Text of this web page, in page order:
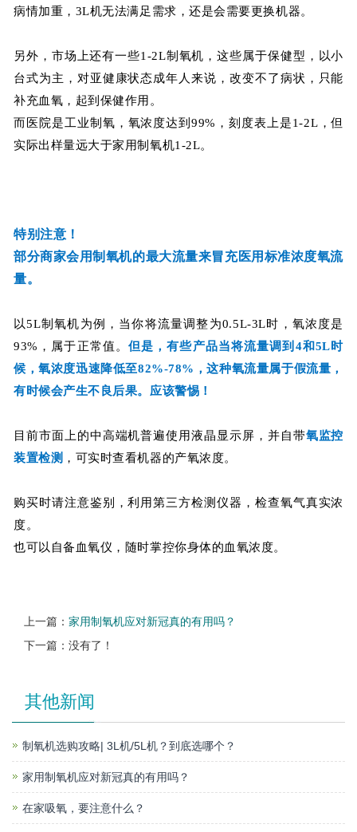
病情加重，3L机无法满足需求，还是会需要更换机器。
另外，市场上还有一些1-2L制氧机，这些属于保健型，以小
台式为主，对亚健康状态成年人来说，改变不了病状，只能
补充血氧，起到保健作用。
而医院是工业制氧，氧浓度达到99%，刻度表上是1-2L，但
实际出样量远大于家用制氧机1-2L。
特别注意！
部分商家会用制氧机的最大流量来冒充医用标准浓度氧流
量。
以5L制氧机为例，当你将流量调整为0.5L-3L时，氧浓度是
93%，属于正常值。但是，有些产品当将流量调到4和5L时
候，氧浓度迅速降低至82%-78%，这种氧流量属于假流量，
有时候会产生不良后果。应该警惕！
目前市面上的中高端机普遍使用液晶显示屏，并自带氧监控
装置检测 ，可实时查看机器的产氧浓度。
购买时请注意鉴别，利用第三方检测仪器，检查氧气真实浓
度。
也可以自备血氧仪，随时掌控你身体的血氧浓度。
上一篇： 家用制氧机应对新冠真的有用吗？
下一篇：没有了！
其他新闻
制氧机选购攻略| 3L机/5L机？到底选哪个？
家用制氧机应对新冠真的有用吗？
在家吸氧，要注意什么？